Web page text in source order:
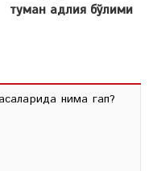
туман адлия бўлими
нима гап?